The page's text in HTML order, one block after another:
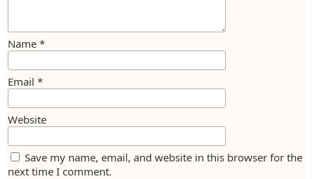
Name *
Email *
Website
Save my name, email, and website in this browser for the
next time I comment.